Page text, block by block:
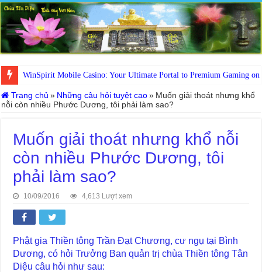
WinSpirit Mobile Casino: Your Ultimate Portal to Premium Gaming on
Trang chủ » Những câu hỏi tuyệt cao » Muốn giải thoát nhưng khổ
nỗi còn nhiều Phước Dương, tôi phải làm sao?
Muốn giải thoát nhưng khổ nỗi
còn nhiều Phước Dương, tôi
phải làm sao?
10/09/2016 4,613 Lượt xem
Phật gia Thiền tông Trần Đạt Chương, cư ngụ tại Bình
Dương, có hỏi Trưởng Ban quản trị chùa Thiền tông Tân
Diệu câu hỏi như sau: